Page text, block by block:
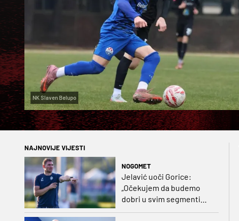
NK Slaven Belupo
NAJNOVIJE VIJESTI
NOGOMET
Jelavić uoči Gorice:
„Očekujem da budemo
dobri u svim segmentima